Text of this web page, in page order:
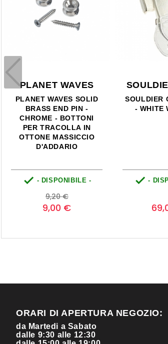
PLANET WAVES
PLANET WAVES SOLID
BRASS END PIN -
CHROME - BOTTONI
PER TRACOLLA IN
OTTONE MASSICCIO
D'ADDARIO
 - DISPONIBILE -
Prezzo
base
9,20 €Prezzo
9,00 €
SOULDIER
- WHITE
 -
ORARI DI APERTURA NEGOZIO:
da Martedi a Sabato
dalle 9:30 alle 12:30